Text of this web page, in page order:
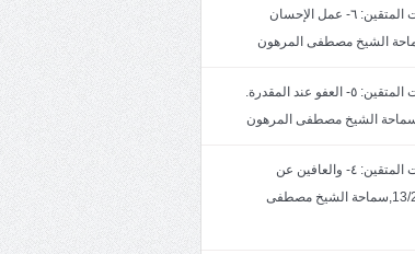
خطبة الجمعة: سمات المتقين: ٦- عمل الإحسان
خطبة الجمعة: سمات المتقين: ٥- العفو عند المقدرة.
خطبة الجمعة: سمات المتقين: ٤- والعافين عن
الناس.بتاريخ13/2/1447,سماحة الشيخ مصطفى